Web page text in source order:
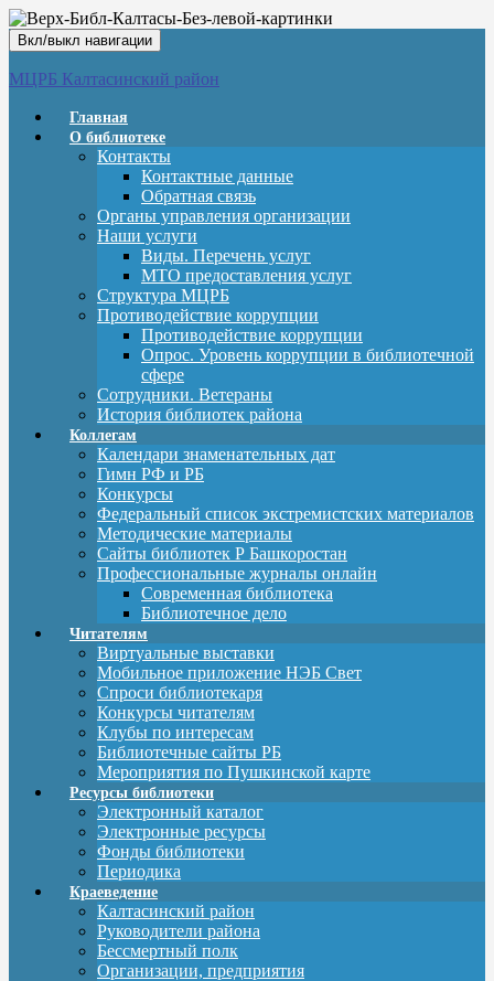
Вкл/выкл навигации
МЦРБ Калтасинский район
Главная
О библиотеке
Контакты
Контактные данные
Обратная связь
Органы управления организации
Наши услуги
Виды. Перечень услуг
МТО предоставления услуг
Структура МЦРБ
Противодействие коррупции
Противодействие коррупции
Опрос. Уровень коррупции в библиотечной
сфере
Сотрудники. Ветераны
История библиотек района
Коллегам
Календари знаменательных дат
Гимн РФ и РБ
Конкурсы
Федеральный список экстремистских материалов
Методические материалы
Сайты библиотек Р Башкоростан
Профессиональные журналы онлайн
Современная библиотека
Библиотечное дело
Читателям
Виртуальные выставки
Мобильное приложение НЭБ Свет
Спроси библиотекаря
Конкурсы читателям
Клубы по интересам
Библиотечные сайты РБ
Мероприятия по Пушкинской карте
Ресурсы библиотеки
Электронный каталог
Электронные ресурсы
Фонды библиотеки
Периодика
Краеведение
Калтасинский район
Руководители района
Бессмертный полк
Организации, предприятия